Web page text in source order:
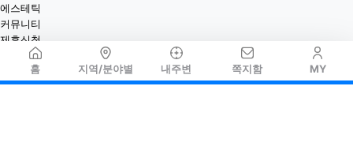
홈 지역/분야별 내주변 쪽지함 MY
에스테틱
커뮤니티
제휴신청